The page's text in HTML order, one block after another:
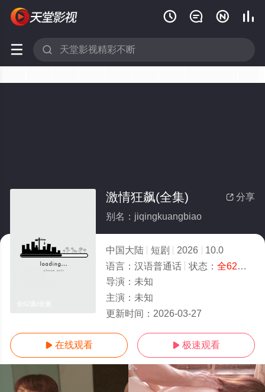
   
 
 分享
激情狂飙(全集)
别名：jiqingkuangbiao
中国大陆 短剧 2026
10.0
语言： 汉语普通话 状态： 全62集
导演： 未知
主演： 未知
更新时间： 2026-03-27
 在线观看  极速观看